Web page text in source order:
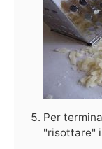
Per
"risottare"